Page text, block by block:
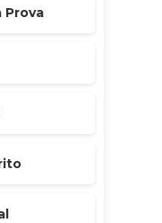
Prova